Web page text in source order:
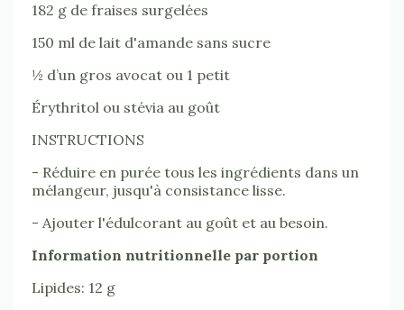
182 g de fraises surgelées
150 ml de lait d'amande sans sucre
½ d’un gros avocat ou 1 petit
Érythritol ou stévia au goût
INSTRUCTIONS
- Réduire en purée tous les ingrédients dans un
mélangeur, jusqu'à consistance lisse.
- Ajouter l'édulcorant au goût et au besoin.
Information nutritionnelle par portion
Lipides: 12 g